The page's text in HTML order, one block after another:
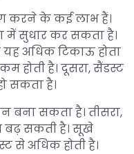
करने के कई लाभ हैं।
में सुधार कर सकता है।
अधिक टिकाऊ होता
होती है। दूसरा, सैंडस्ट
सकता है।
बना सकता है। तीसरा,
सकती है। सूखे
से अधिक होती है।